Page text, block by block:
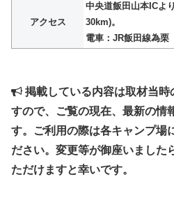
アクセス
中央道飯田山本ICよ
30km)。
電車：JR飯田線為栗
掲載している内容は取材当時
すので、ご覧の現在、最新の情
す。ご利用の際は各キャンプ場
ださい。変更等が御座いました
ただけますと幸いです。